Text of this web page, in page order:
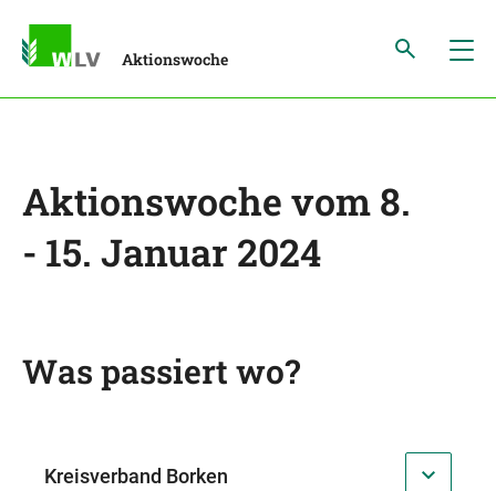
Aktionswoche
Aktionswoche vom 8.
- 15. Januar 2024
Was passiert wo?
Kreisverband Borken